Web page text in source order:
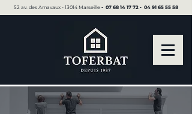
52 av. des Arnavaux - 13014 Marseille ▪︎ 07 68 14 17 72 ▪︎ 04 91 65 55 58